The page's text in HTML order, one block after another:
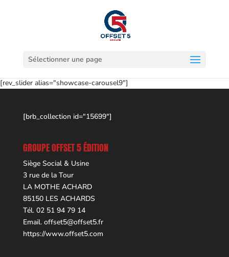
Sélectionner une page
[rev_slider alias="showcase-carousel9"]
[brb_collection id="15699"]
GROUPE OFFSET 5 ÉDITION
Siège Social & Usine
3 rue de la Tour
LA MOTHE ACHARD
85150 LES ACHARDS
Tél. 02 51 94 79 14
Email. offset5@offset5.fr
https://www.offset5.com